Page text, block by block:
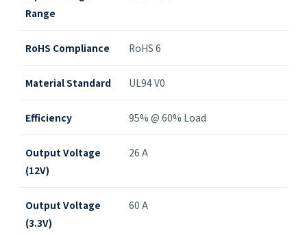
Range
RoHS Compliance RoHS 6
Material Standard UL94 V0
Efficiency 95% @ 60% Load
Output Voltage
(12V)
26 A
Output Voltage
(3.3V)
60 A